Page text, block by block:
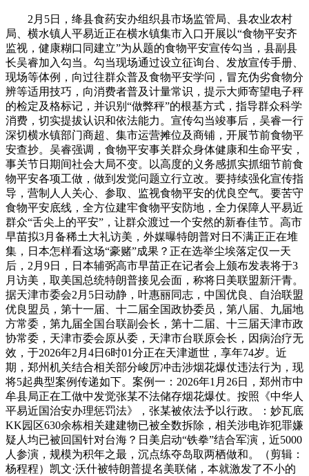
2月5日，绛县食药安办组织县市场监管局、县农业农村
局、横水镇人平易近正在横水镇集市入口开展以“食物平安齐
监视，健康糊口同建立”为从题的食物平安宣传勾当，县副县
长吴睿加入勾当。勾当现场通过设立征询台、发放宣传手册、
现场等体例，向过往群众普及食物平安学问，冒充伪劣食物分
辨等适用技巧，向消费者普及计量常识，提示大师寄望电子秤
的检定及格标记，并识别“做弊秤”的根基方式，指导群众科学
消费，切实提拔认识和依法能力。宣传勾当竣事后，吴睿一行
深切横水镇部门商超、集市运营摊位及商铺，开展节前食物平
安查抄。吴睿强调，食物平安事关群众身体健康和生命平安，
事关节日期间社会大局不变。以高度的义务感抓实抓细节前食
物平安各项工做，做到发觉问题立行立改。要持续强化宣传指
导，营制人人关心、参取、监视食物平安的优良空气。要苦守
食物平安底线，全方位建牢食物平安防地，全力保障人平易近
群众“舌尖上的平安”，让群众渡过一个安然的新春佳节。高市
早苗拟3月备稀土大礼访美，外媒曝特朗普对日不满正正在堆
集，日本怎样看这场“豪赌”成果？正在选举尘埃落定仅一天
后，2月9日，日本辅弼高市早苗正在记者会上颁布发表将于3
月访美，取美国总统特朗普接见会面，称将日美联盟新汗青。
据天津市委会2月5日动静，叶惠丽同志，中国优良、自治联盟
优良盟员，第十一届、十二届全国政协委员，第八届、九届地
方常委，第九届全国台联副会长，第十二届、十三届天津市政
协常委，天津市委会原从委，天津市台联原会长，因病治疗无
效，于2026年2月4日6时01分正在天津逝世，享年74岁。近
期，郑州机关结合相关部分峻厉冲击涉烟花爆仗违法行为，现
将5起典型案例传递如下。案例一：2026年1月26日，郑州市中
牟县局正在工做中发觉张某不法储存烟花爆仗。按照《中华人
平易近国治安办理惩罚法》，张某被依法予以行政。：妙瓦底
KK园区630余栋相关建建物已被全数拆除，相关涉电诈犯罪嫌
疑人均已被回国针对台海？日美启动“铁拳”结合军演，近5000
人参演，规模为积年之最，沉点练夺岛取两栖做和。（剪辑：
杨程程）凯文·沃什被特朗普提名美联储，本就激发了不小的